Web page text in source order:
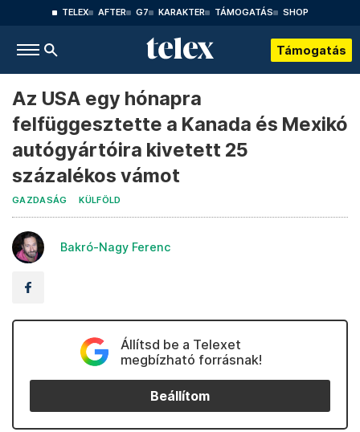
TELEX AFTER G7 KARAKTER TÁMOGATÁS SHOP
Támogatás
Az USA egy hónapra
felfüggesztette a Kanada és Mexikó
autógyártóira kivetett 25
százalékos vámot
GAZDASÁG KÜLFÖLD
Bakró-Nagy Ferenc
Állítsd be a Telexet
megbízható forrásnak!
Beállítom